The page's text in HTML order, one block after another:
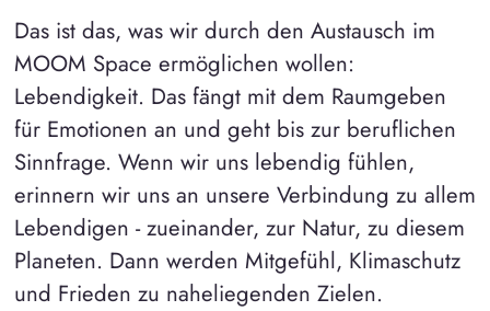
Das ist das, was wir durch den Austausch im
MOOM Space ermöglichen wollen:
Lebendigkeit. Das fängt mit dem Raumgeben
für Emotionen an und geht bis zur beruflichen
Sinnfrage. Wenn wir uns lebendig fühlen,
erinnern wir uns an unsere Verbindung zu allem
Lebendigen - zueinander, zur Natur, zu diesem
Planeten. Dann werden Mitgefühl, Klimaschutz
und Frieden zu naheliegenden Zielen.